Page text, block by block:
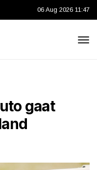
06 Aug 2026 11:47
gaat